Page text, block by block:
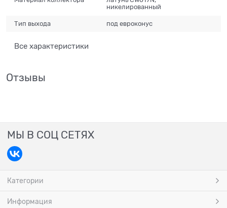
никелированный
Тип выхода под евроконус
Все характеристики
Отзывы
МЫ В СОЦ СЕТЯХ
Категории
Информация